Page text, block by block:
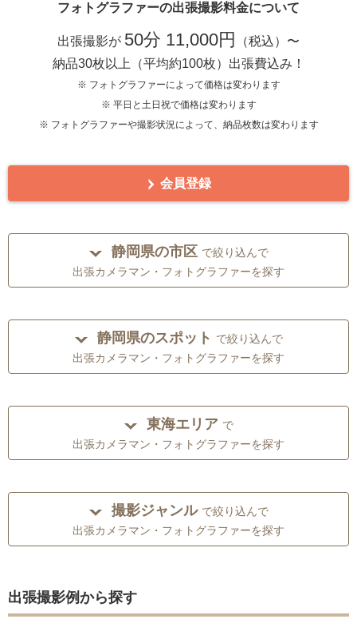
フォトグラファーの出張撮影料金について
出張撮影が 50分 11,000円
（税込）〜
納品30枚以上（平均約100枚）出張費込み！
※ フォトグラファーによって価格は変わります
※ 平日と土日祝で価格は変わります
※ フォトグラファーや撮影状況によって、納品枚数は変わります
会員登録
静岡県の市区 で絞り込んで
出張カメラマン・フォトグラファーを探す
静岡県のスポット で絞り込んで
出張カメラマン・フォトグラファーを探す
東海エリア で
出張カメラマン・フォトグラファーを探す
撮影ジャンル で絞り込んで
出張カメラマン・フォトグラファーを探す
出張撮影例から探す